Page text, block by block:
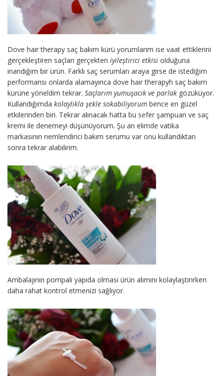
Dove hair therapy saç bakım kürü yorumlarım ise vaat ettiklerini
gerçekleştiren saçları gerçekten iyileştirici etkisi olduğuna
inandığım bir ürün. Farklı saç serumları araya girse de istediğim
performansı onlarda alamayınca dove hair therapyh saç bakım
kürüne yöneldim tekrar. Saçlarım yumuşacık ve parlak gözüküyor.
Kullandığımda kolaylıkla şekle sokabiliyorum bence en güzel
etkilerinden biri. Tekrar alınacak hatta bu sefer şampuan ve saç
kremi ile denemeyi düşünüyorum. Şu an elimde vatika
markasının nemlendirici bakım serumu var onu kullandıktan
sonra tekrar alabilirim.
Ambalajının pompalı yapıda olması ürün alımını kolaylaştırırken
daha rahat kontrol etmenizi sağlıyor.